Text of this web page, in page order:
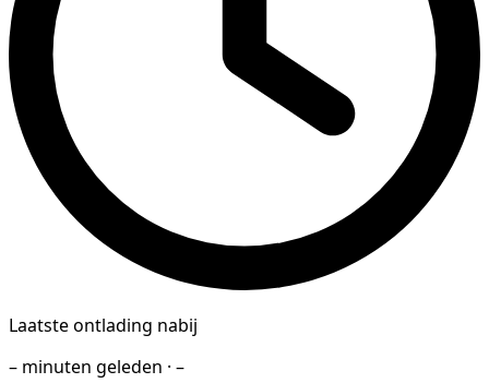
Laatste ontlading nabij
– minuten geleden · –